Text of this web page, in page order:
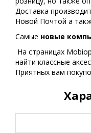
Доставка
Новой Почтой а
Самые новые
На страницах
найти классные
Приятных вам